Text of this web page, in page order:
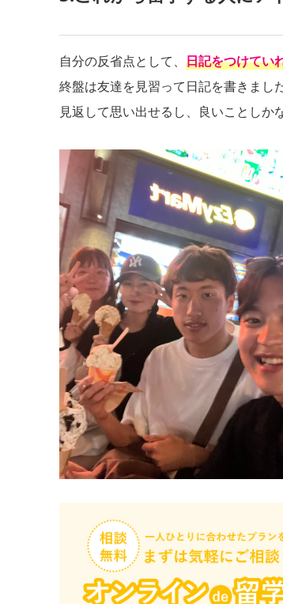
自分の反省点として、 日記をつけてい
終盤は友達を見習って日記を書きまし
見返して思い出せるし、良いことしか